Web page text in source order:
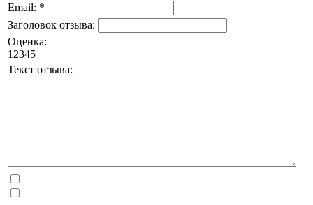
Email: *
Заголовок отзыва:
Оценка:
1 2345
Текст отзыва: